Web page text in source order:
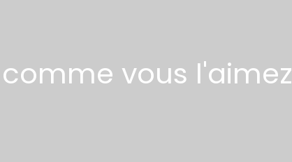
vous l'aimez